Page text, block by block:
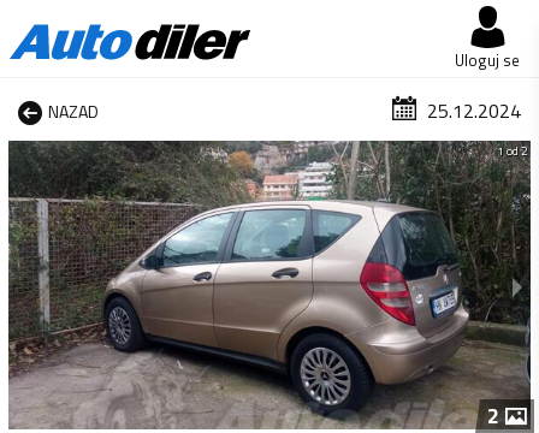
Uloguj se
NAZAD 25.12.2024
1 od 2
2